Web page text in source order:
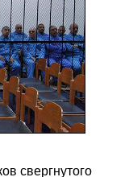
свергнутого